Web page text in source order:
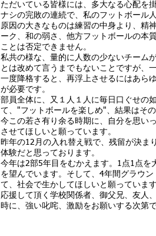
ただいている皆様には、多大なる心配を
ナシの完敗の連続で、私のフットボール
原因の大きなものは練習の中身より、精
ーク、和の弱さ、他方フットボールの本
ことは否定できません。
私共の様な、量的に人数の少ないチーム
とは改めて言うまでもないことですが、
一度降格すると、再浮上させるにはあら
が必要です。
部員全体に、又１人１人に毎日口ぐせの
て、"フットボールを楽しめ"、結果はそ
今この若さ有り余る時期に、自分を思い
させてほしいと願っています。
昨年の12月の入れ替え戦で、残留が決ま
体験だと思っております。
今年は2部5年目をむかえます。1点1点を
を望んでいます。そして、4年間グラウ
て、社会で生かしてほしいと願っています
応援して頂く学校関係者、御父兄、友人
時に、強い叱咤、激励をお願いする次第で